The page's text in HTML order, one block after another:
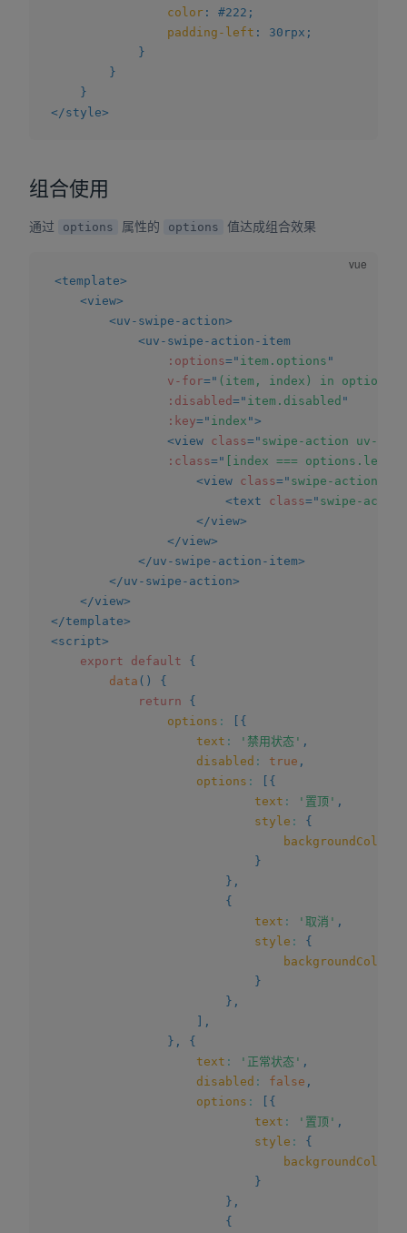
color : #222 ;
padding-left : 30rpx ;
}
}
}
</style>
组合使用
通过 options 属性的 options 值达成组合效果
<template>
<view>
<uv-swipe-action>
<uv-swipe-action-item
:options=" item.options "
v-for=" (item, index) in options
:disabled=" item.disabled "
:key=" index ">
<view class=" swipe-action uv-
:class=" [index ===
<view class=" swipe-
<text class=" swipe-
</view>
</view>
</uv-swipe-action-item>
</uv-swipe-action>
</view>
</template>
<script>
export
default
{
data ( )
{
return
{
options : [ {
text : '禁用状态' ,
disabled : true ,
options : [ {
text : '置顶' ,
style :
{
backgroundColor
}
} ,
{
text : '取消' ,
style :
{
backgroundColor
}
} ,
] ,
} ,
{
text : '正常状态' ,
disabled : false ,
options : [ {
text : '置顶' ,
style :
{
backgroundColor
}
} ,
{